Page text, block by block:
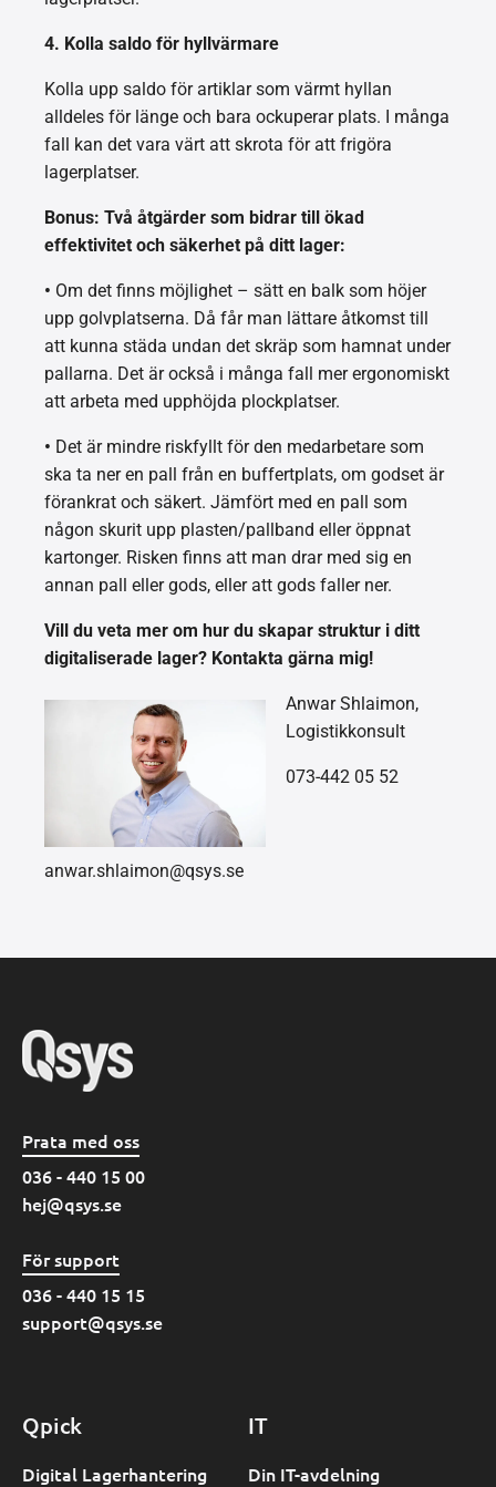
4. Kolla saldo för hyllvärmare
Kolla upp saldo för artiklar som värmt hyllan
alldeles för länge och bara ockuperar plats. I många
fall kan det vara värt att skrota för att frigöra
lagerplatser.
Bonus: Två åtgärder som bidrar till ökad
effektivitet och säkerhet på ditt lager:
• Om det finns möjlighet – sätt en balk som höjer
upp golvplatserna. Då får man lättare åtkomst till
att kunna städa undan det skräp som hamnat under
pallarna. Det är också i många fall mer ergonomiskt
att arbeta med upphöjda plockplatser.
• Det är mindre riskfyllt för den medarbetare som
ska ta ner en pall från en buffertplats, om godset är
förankrat och säkert. Jämfört med en pall som
någon skurit upp plasten/pallband eller öppnat
kartonger. Risken finns att man drar med sig en
annan pall eller gods, eller att gods faller ner.
Vill du veta mer om hur du skapar struktur i ditt
digitaliserade lager? Kontakta gärna mig!
Anwar Shlaimon,
Logistikkonsult
073-442 05 52
anwar.shlaimon@qsys.se
Prata med oss
036 - 440 15 00
hej@qsys.se
För support
036 - 440 15 15
support@qsys.se
Qpick
Digital Lagerhantering
IT
Din IT-avdelning